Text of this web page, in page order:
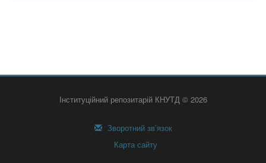
Інституційний репозитарій КНУТД © 2026
Зворотний зв’язок
Карта сайту